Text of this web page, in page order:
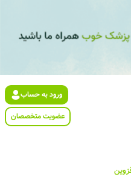
ورود به حساب
عضویت متخصصان